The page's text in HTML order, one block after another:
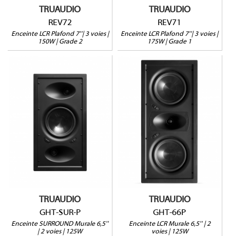
TRUAUDIO
REV72
Enceinte LCR Plafond 7''| 3 voies |
150W | Grade 2
TRUAUDIO
REV71
Enceinte LCR Plafond 7''| 3 voies |
175W | Grade 1
TRUAUDIO
GHT-SUR-P
Enceinte SURROUND Murale 6,5''
| 2 voies | 125W
GHT-SUR-P
Enceinte SURROUND
Home-Cinéma
Profondeur : 98mm
Vendue à l'unité
TRUAUDIO
GHT-66P
Enceinte LCR Murale 6,5'' | 2
voies | 125W
GHT-66P
Enceinte LCR Home-
Cinéma
125W@8Ω
Profondeur : 94mm
Vendue à l'unité
Garantie 5 ans